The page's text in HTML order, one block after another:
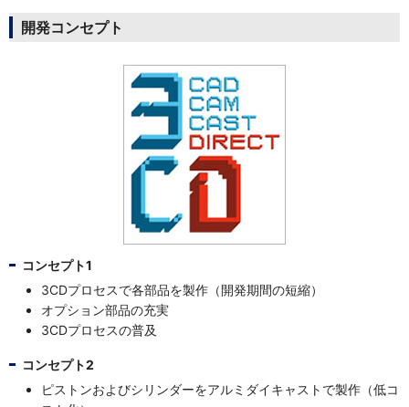
開発コンセプト
コンセプト1
3CDプロセスで各部品を製作（開発期間の短縮）
オプション部品の充実
3CDプロセスの普及
コンセプト2
ピストンおよびシリンダーをアルミダイキャストで製作（低コ